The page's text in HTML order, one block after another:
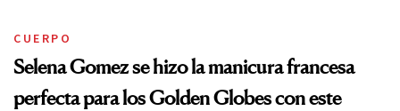
CUERPO
Selena Gomez se hizo la manicura francesa
perfecta para los Golden Globes con este